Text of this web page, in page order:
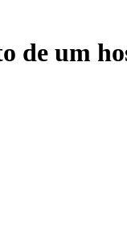
de um